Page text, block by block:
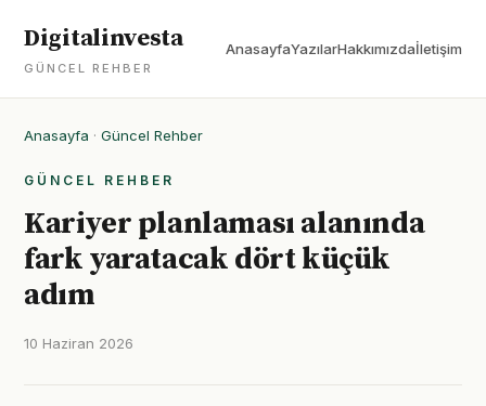
Digitalinvesta
GÜNCEL REHBER
AnasayfaYazılarHakkımızdaİletişim
Anasayfa · Güncel Rehber
GÜNCEL REHBER
Kariyer planlaması alanında
fark yaratacak dört küçük
adım
10 Haziran 2026